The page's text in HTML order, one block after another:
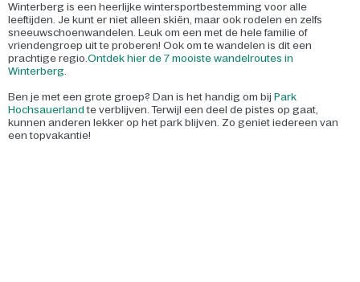
Winterberg is een heerlijke wintersportbestemming voor alle
leeftijden. Je kunt er niet alleen skiën, maar ook rodelen en zelfs
sneeuwschoenwandelen. Leuk om een met de hele familie of
vriendengroep uit te proberen! Ook om te wandelen is dit een
prachtige regio.Ontdek hier de 7 mooiste wandelroutes in
Winterberg.
Ben je met een grote groep? Dan is het handig om bij Park
Hochsauerland te verblijven. Terwijl een deel de pistes op gaat,
kunnen anderen lekker op het park blijven. Zo geniet iedereen van
een topvakantie!